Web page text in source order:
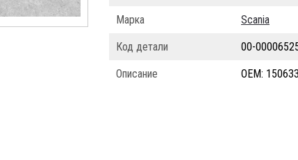
Марка Scania
Код детали 00-
Описание ОЕМ: